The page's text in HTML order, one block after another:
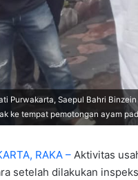
Purwakarta, Saepul Bahri
ke tempat pemotongan ayam
RAKA – Aktivitas
setelah dilakukan